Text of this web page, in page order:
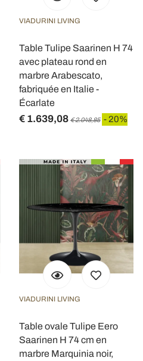
VIADURINI LIVING
Table Tulipe Saarinen H 74
avec plateau rond en
marbre Arabescato,
fabriquée en Italie -
Écarlate
€ 1.639,08 € 2.048,85 - 20%
VIADURINI LIVING
Table ovale Tulipe Eero
Saarinen H 74 cm en
marbre Marquinia noir,